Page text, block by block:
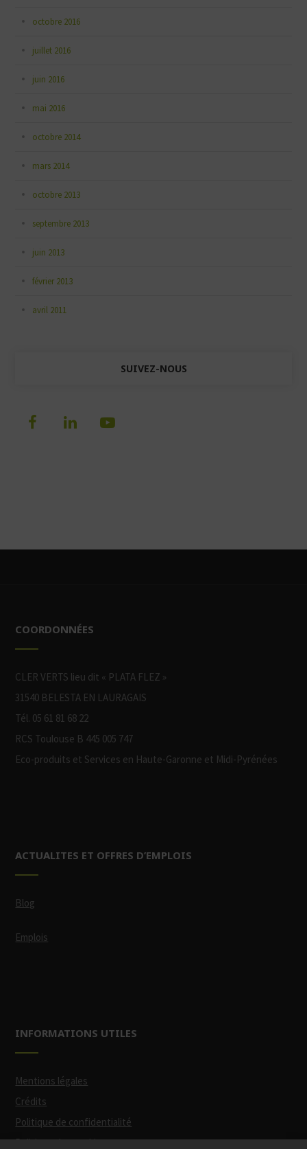
octobre 2016
juillet 2016
juin 2016
mai 2016
octobre 2014
mars 2014
octobre 2013
septembre 2013
juin 2013
février 2013
avril 2011
SUIVEZ-NOUS
COORDONNÉES
CLER VERTS lieu dit « PLATA FLEZ »
31540 BELESTA EN LAURAGAIS
Tél. 05 61 81 68 22
RCS Toulouse B 445 005 747
Eco-produits et Services en Haute-Garonne et Midi-Pyrénées
ACTUALITES ET OFFRES D’EMPLOIS
Blog
Emplois
INFORMATIONS UTILES
Mentions légales
Crédits
Politique de confidentialité
Politique des cookies